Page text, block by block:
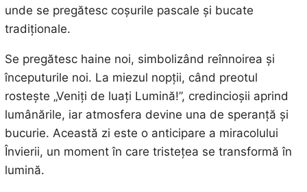
unde se pregătesc coșurile pascale și bucate
tradiționale.
Se pregătesc haine noi, simbolizând reînnoirea și
începuturile noi. La miezul nopții, când preotul
rostește „Veniți de luați Lumină!”, credincioșii aprind
lumânările, iar atmosfera devine una de speranță și
bucurie. Această zi este o anticipare a miracolului
Învierii, un moment în care tristețea se transformă în
lumină.